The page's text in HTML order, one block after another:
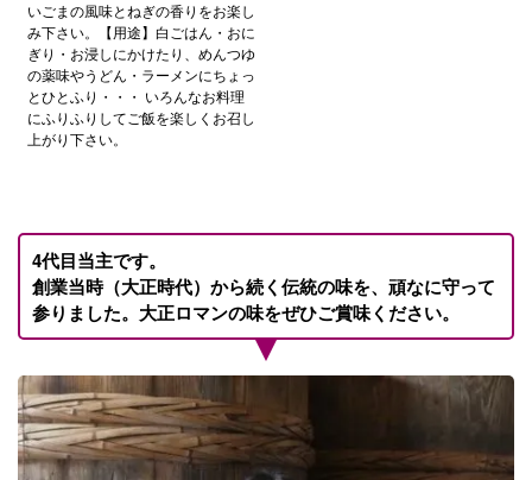
いごまの風味とねぎの香りをお楽し
み下さい。【用途】白ごはん・おに
ぎり・お浸しにかけたり、めんつゆ
の薬味やうどん・ラーメンにちょっ
とひとふり・・・ いろんなお料理
にふりふりしてご飯を楽しくお召し
上がり下さい。
4代目当主です。
創業当時（大正時代）から続く伝統の味を、頑なに守って
参りました。大正ロマンの味をぜひご賞味ください。